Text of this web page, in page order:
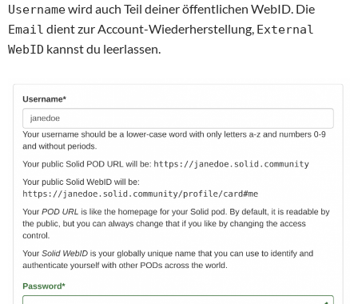
Usernamewird auch Teil deiner öffentlichen WebID. Die
Email dient zur Account-Wiederherstellung, External
WebID kannst du leerlassen.